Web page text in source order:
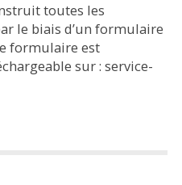
toutes les
le biais d’un formulaire
formulaire est
sur : service-